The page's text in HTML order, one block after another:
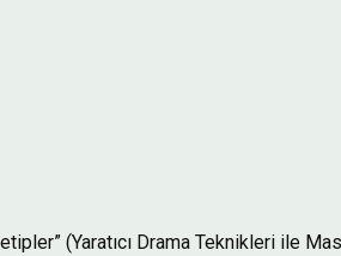
(Yaratıcı Drama Teknikleri ile